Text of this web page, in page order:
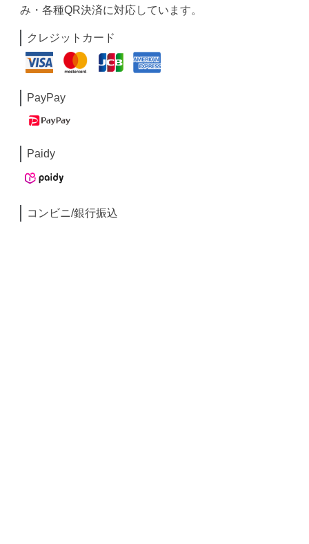
み・各種QR決済に対応しています。
クレジットカード
PayPay
Paidy
コンビニ/銀行振込